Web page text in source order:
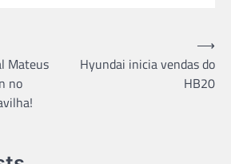
Mateus
no
Hyundai inicia vendas do
HB20
⟶